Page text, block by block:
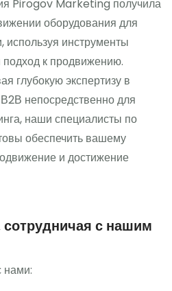
Pirogov Marketing получила
оборудования для
инструменты
к продвижению.
глубокую экспертизу в
непосредственно для
наши специалисты по
обеспечить вашему
и достижение
с нашим
нами: